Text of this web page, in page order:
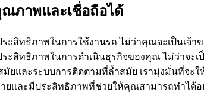
ภาพและเชื่อถือได้
สิทธิภาพในการใช้งานรถ ไม่ว่าคุณจะเป็นเจ้
ะสิทธิภาพในการดำเนินธุรกิจของคุณ ไม่ว่าจ
มัยและระบบการติดตามที่ล้ำสมัย เรามุ่งมั่นที่
ายและมีประสิทธิภาพที่ช่วยให้คุณสามารถทำได้อ